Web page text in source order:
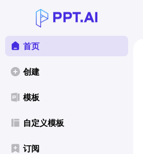
首页
创建
模板
自定义模板
订阅